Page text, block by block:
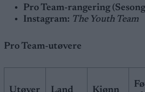
Pro Team-rangering
Instagram: The Youth Team
Pro Team-utøvere
Utøver Land Kjønn